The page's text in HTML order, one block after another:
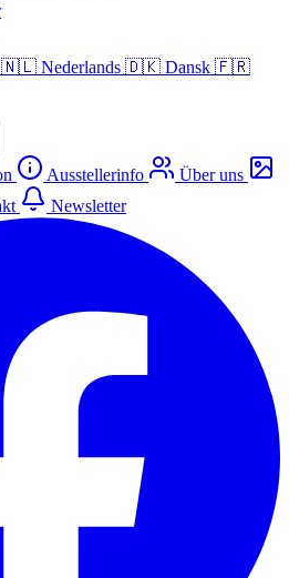
🇳🇱 Nederlands 🇩🇰 Dansk 🇫🇷
Ausstellerinfo
Über uns
Newsletter